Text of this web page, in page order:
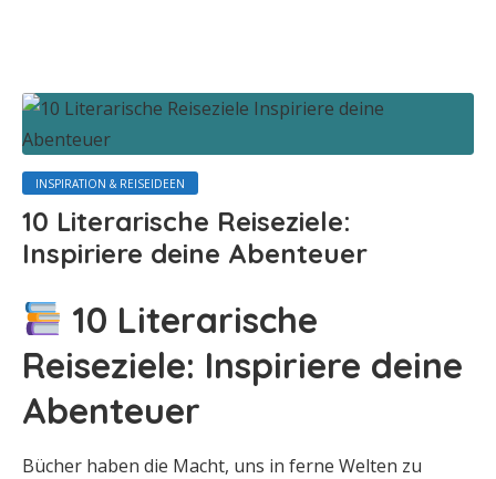
INSPIRATION & REISEIDEEN
10 Literarische Reiseziele:
Inspiriere deine Abenteuer
10 Literarische
Reiseziele: Inspiriere deine
Abenteuer
Bücher haben die Macht, uns in ferne Welten zu